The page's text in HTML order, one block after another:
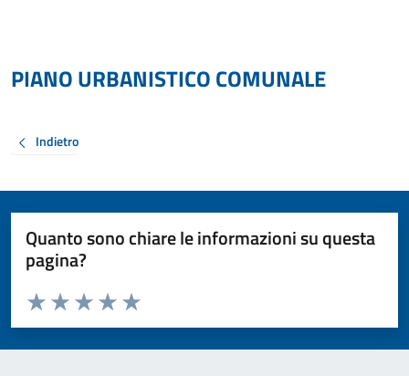
PIANO URBANISTICO COMUNALE
Indietro
Quanto sono chiare le informazioni su questa
pagina?
Valuta da 1 a 5 stelle la pagina
Valuta 5 stelle su 5
Valuta 4 stelle su 5
Valuta 3 stelle su 5
Valuta 2 stelle su 5
Valuta 1 stelle su 5